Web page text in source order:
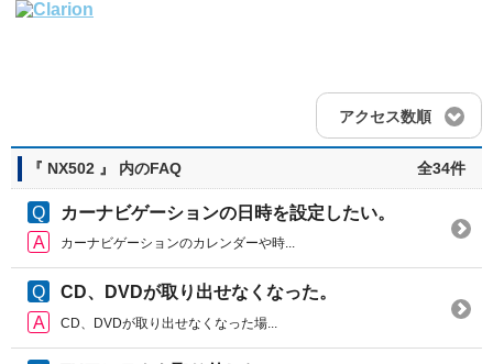
アクセス数順
『 NX502 』 内のFAQ 全34件
カーナビゲーションの日時を設定したい。
カーナビゲーションのカレンダーや時...
CD、DVDが取り出せなくなった。
CD、DVDが取り出せなくなった場...